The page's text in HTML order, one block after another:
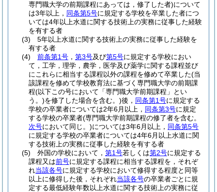
専門職大学の前期課程にあっては，修了した者)について
は3年以上， 同条第5号に規定する学校を卒業した者につ
いては4年以上水道に関する技術上の実務に従事した経験
を有する者
(3)
5年以上水道に関する技術上の実務に従事した経験を
有する者
(4)
前条第1号 ， 第3号及び第5号に規定する学校におい
て，工学，理学，農学，医学及び薬学に関する課程並び
にこれらに相当する課程以外の課程を修めて卒業した(当
該課程を修めて学校教育法に基づく専門職大学の前期課
程(以下この号において「専門職大学前期課程」とい
う。)を修了した場合を含む。)後， 同条第1号に規定する
学校の卒業者については2年6月以上， 同条第3号に規定
する学校の卒業者(専門職大学前期課程の修了者を含む。
次号において同じ。)については3年6月以上， 同条第5号
に規定する学校の卒業者については4年6月以上水道に関
する技術上の実務に従事した経験を有する者
(5)
外国の学校において， 第1号若しくは第2号に規定する
課程又は前号に規定する課程に相当する課程を，それぞ
れ当該各号に規定する学校において修得する程度と同等
以上に修得した後，それぞれ当該各号の卒業者ごとに規
定する最低経験年数以上水道に関する技術上の実務に従